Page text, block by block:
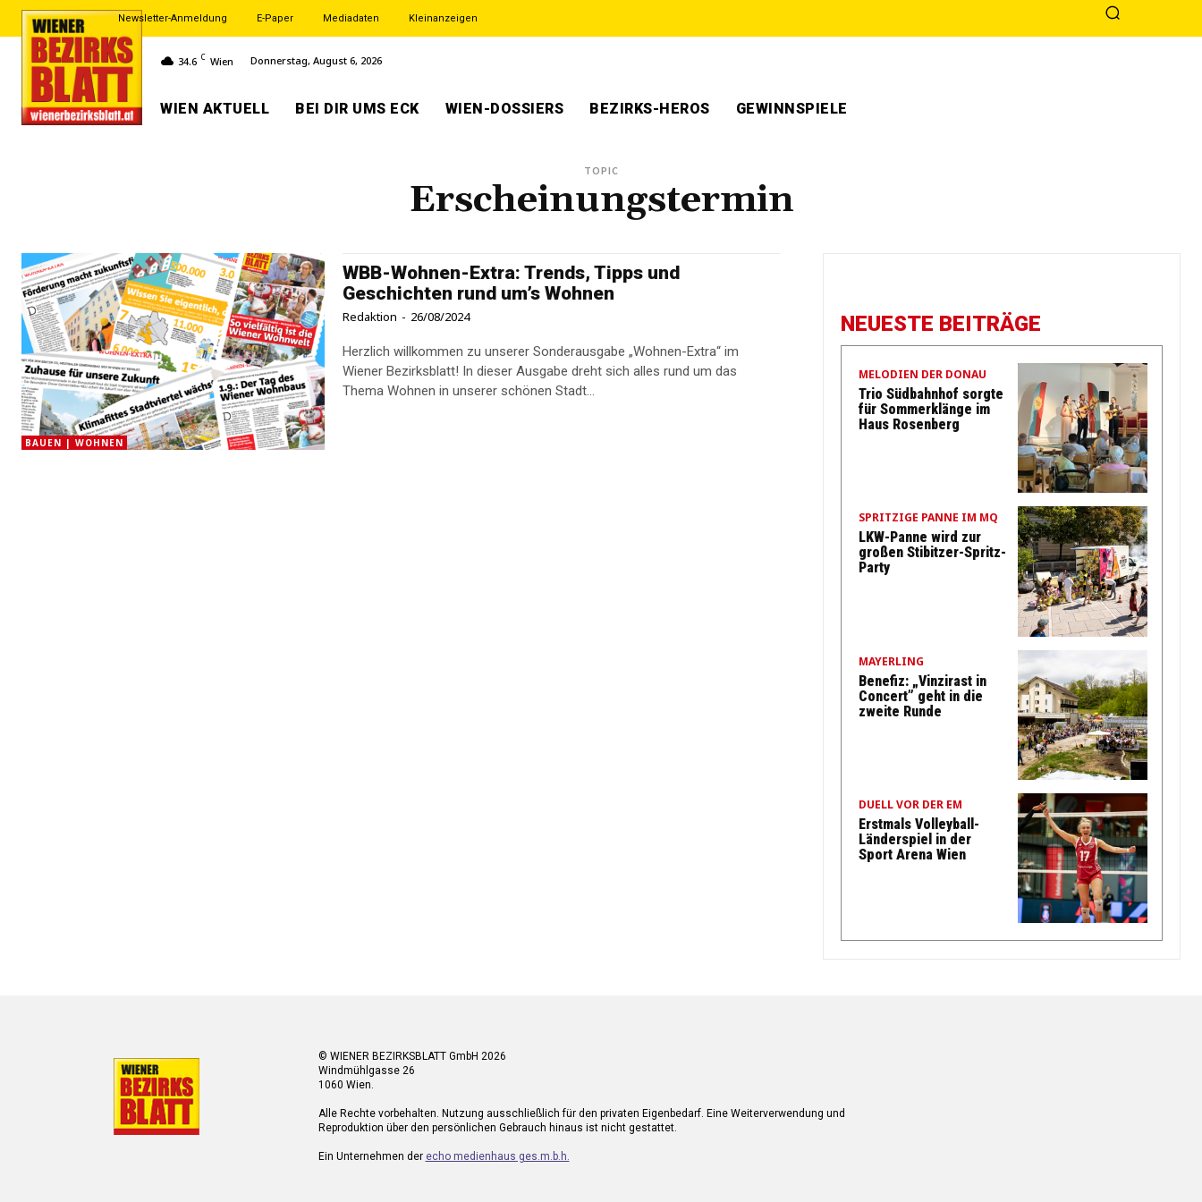
Newsletter-Anmeldung E-Paper Mediadaten Kleinanzeigen
34.6 C Wien Donnerstag, August 6, 2026
WIEN AKTUELL BEI DIR UMS ECK WIEN-DOSSIERS BEZIRKS-HEROS GEWINNSPIELE
TOPIC
Erscheinungstermin
BAUEN | WOHNEN
WBB-Wohnen-Extra: Trends, Tipps und
Geschichten rund um’s Wohnen
Redaktion - 26/08/2024
Herzlich willkommen zu unserer Sonderausgabe „Wohnen-Extra“ im
Wiener Bezirksblatt! In dieser Ausgabe dreht sich alles rund um das
Thema Wohnen in unserer schönen Stadt...
NEUESTE BEITRÄGE
MELODIEN DER DONAU
Trio Südbahnhof sorgte
für Sommerklänge im
Haus Rosenberg
SPRITZIGE PANNE IM MQ
LKW-Panne wird zur
großen Stibitzer-Spritz-
Party
MAYERLING
Benefiz: „Vinzirast in
Concert” geht in die
zweite Runde
DUELL VOR DER EM
Erstmals Volleyball-
Länderspiel in der
Sport Arena Wien
© WIENER BEZIRKSBLATT GmbH 2026
Windmühlgasse 26
1060 Wien.
Alle Rechte vorbehalten. Nutzung ausschließlich für den privaten Eigenbedarf. Eine Weiterverwendung und
Reproduktion über den persönlichen Gebrauch hinaus ist nicht gestattet.
Ein Unternehmen der echo medienhaus ges.m.b.h.